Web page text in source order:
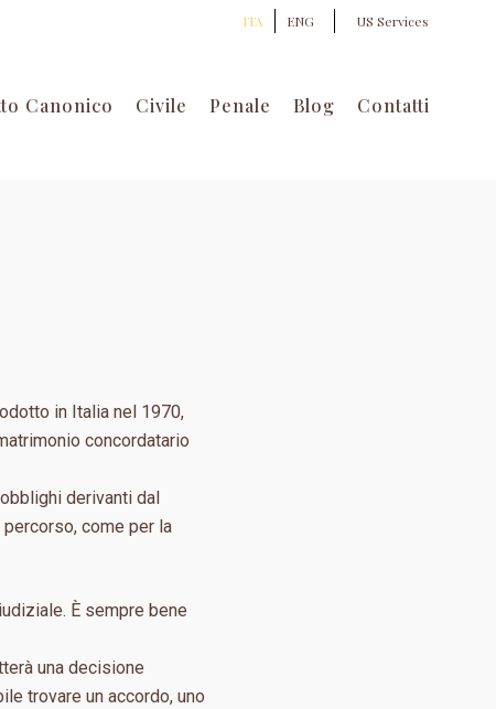
ITA ENG US Services
Canonico Civile Penale Blog Contatti
in Italia nel 1970,
concordatario
derivanti dal
come per la
È sempre bene
una decisione
trovare un accordo, uno